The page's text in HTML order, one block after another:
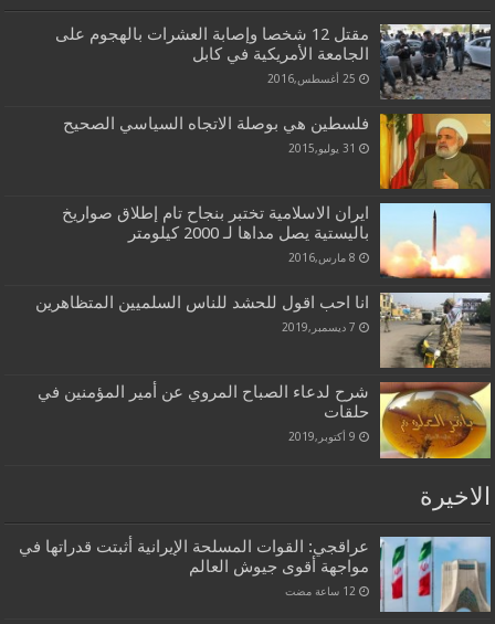
مقتل 12 شخصا وإصابة العشرات بالهجوم على
الجامعة الأمريكية في كابل
25 أغسطس,2016
فلسطين هي بوصلة الاتجاه السياسي الصحيح
31 يوليو,2015
ايران الاسلامية تختبر بنجاح تام إطلاق صواريخ
باليستية يصل مداها لـ 2000 كيلومتر
8 مارس,2016
انا احب اقول للحشد للناس السلميين المتظاهرين
7 ديسمبر,2019
شرح لدعاء الصباح المروي عن أمير المؤمنين في
حلقات
9 أكتوبر,2019
الاخيرة
عراقجي: القوات المسلحة الإيرانية أثبتت قدراتها في
مواجهة أقوى جيوش العالم